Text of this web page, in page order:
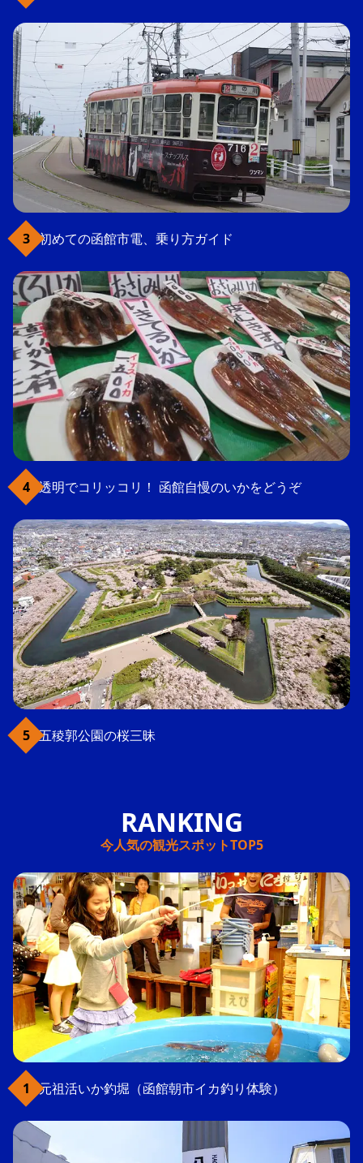
初めての函館市電、乗り方ガイド
透明でコリッコリ！ 函館自慢のいかをどうぞ
五稜郭公園の桜三昧
今人気の観光スポットTOP5
元祖活いか釣堀（函館朝市イカ釣り体験）